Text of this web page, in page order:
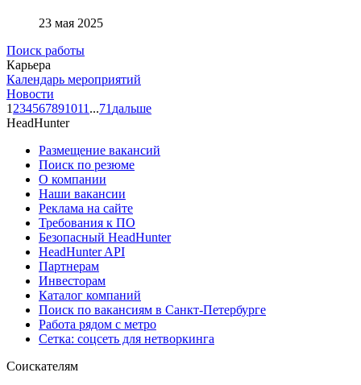
23 мая 2025
Поиск работы
Карьера
Календарь мероприятий
Новости
1 234567891011 ...71 дальше
HeadHunter
Размещение вакансий
Поиск по резюме
О компании
Наши вакансии
Реклама на сайте
Требования к ПО
Безопасный HeadHunter
HeadHunter API
Партнерам
Инвесторам
Каталог компаний
Поиск по вакансиям в Санкт-Петербурге
Работа рядом с метро
Сетка: соцсеть для нетворкинга
Соискателям